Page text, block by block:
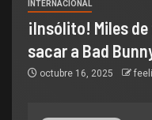
INTERNACIONAL
¡Insólito! Miles
sacar a Bad
octubre 16, 2025